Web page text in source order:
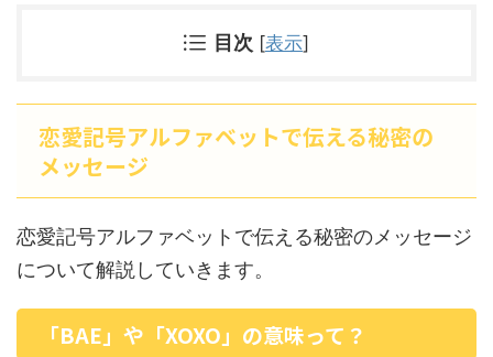
目次 [表示]
恋愛記号アルファベットで伝える秘密の
メッセージ
恋愛記号アルファベットで伝える秘密のメッセージ
について解説していきます。
「BAE」や「XOXO」の意味って？